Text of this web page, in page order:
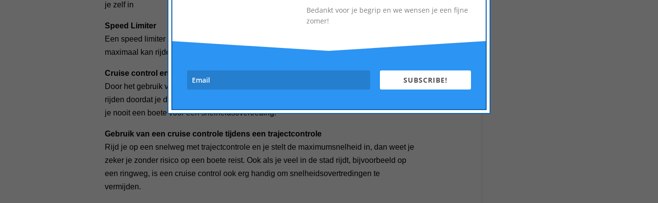
je zelf in
Speed Limiter
Een speed limiter is een eigenlijk niks anders dan het instellen hoe hard je auto
maximaal kan rijden, je bepaalt zelf de maximale snelheid van je auto.
Cruise control en speed limiter
Door het gebruik van een cruise control en een speed limiter kan je altijd comfortabel
rijden doordat je de te rijden snelheid vastzet. Als je ook de speed limiter instelt, dan heb
je nooit een boete voor een snelheidsovertreding.
Gebruik van een cruise controle tijdens een trajectcontrole
Rijd je op een snelweg met trajectcontrole en je stelt de maximumsnelheid in, dan weet je
zeker je zonder risico op een boete reist. Ook als je veel in de stad rijdt, bijvoorbeeld op
een ringweg, is een cruise control ook erg handig om snelheidsovertredingen te
vermijden.
Bedankt voor je begrip en we wensen je een fijne
zomer!
SUBSCRIBE!